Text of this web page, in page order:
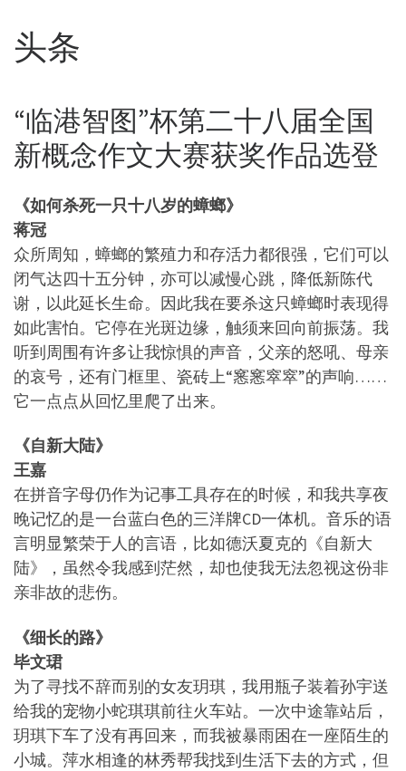
头条
“临港智图”杯第二十八届全国
新概念作文大赛获奖作品选登
《如何杀死一只十八岁的蟑螂》
蒋冠
众所周知，蟑螂的繁殖力和存活力都很强，它们可以
闭气达四十五分钟，亦可以减慢心跳，降低新陈代
谢，以此延长生命。因此我在要杀这只蟑螂时表现得
如此害怕。它停在光斑边缘，触须来回向前振荡。我
听到周围有许多让我惊惧的声音，父亲的怒吼、母亲
的哀号，还有门框里、瓷砖上“窸窸窣窣”的声响……
它一点点从回忆里爬了出来。
《自新大陆》
王嘉
在拼音字母仍作为记事工具存在的时候，和我共享夜
晚记忆的是一台蓝白色的三洋牌CD一体机。音乐的语
言明显繁荣于人的言语，比如德沃夏克的《自新大
陆》，虽然令我感到茫然，却也使我无法忽视这份非
亲非故的悲伤。
《细长的路》
毕文珺
为了寻找不辞而别的女友玥琪，我用瓶子装着孙宇送
给我的宠物小蛇琪琪前往火车站。一次中途靠站后，
玥琪下车了没有再回来，而我被暴雨困在一座陌生的
小城。萍水相逢的林秀帮我找到生活下去的方式，但